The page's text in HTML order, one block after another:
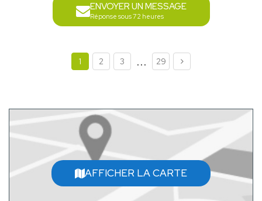
ENVOYER UN MESSAGE
Réponse sous 72 heures
1 2 3 ... 29
AFFICHER LA CARTE